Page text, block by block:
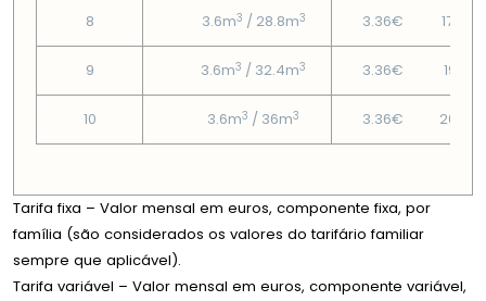
8 3.6m3 / 28.8m3 3.36€ 17.63€
9 3.6m3 / 32.4m3 3.36€ 19.18€
10 3.6m3 / 36m3 3.36€
Tarifa fixa – Valor mensal em euros, componente fixa, por
família (são considerados os valores do tarifário familiar
sempre que aplicável).
Tarifa variável – Valor mensal em euros, componente variável,